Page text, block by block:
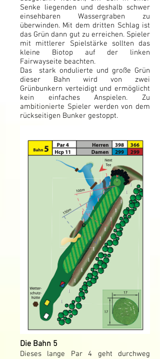
Senke liegenden und deshalb schwer
einsehbaren Wassergraben zu
überwinden. Mit dem dritten Schlag ist
das Grün dann gut zu erreichen. Spieler
mit mittlerer Spielstärke sollten das
kleine Biotop auf der linken
Fairwayseite beachten.
Das stark ondulierte und große Grün
dieser Bahn wird von zwei
Grünbunkern verteidigt und ermöglicht
kein einfaches Anspielen. Zu
ambitionierte Spieler werden von dem
rückseitigen Bunker gestoppt.
Die Bahn 5
Dieses lange Par 4 geht durchweg